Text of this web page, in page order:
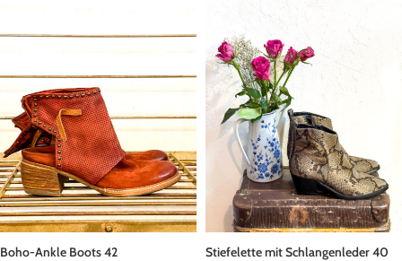
Boho-Ankle Boots 42 Stiefelette mit Schlangenleder 40